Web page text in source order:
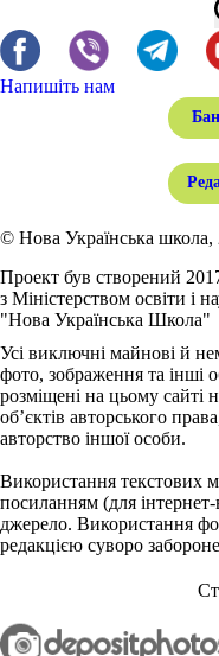
Напишіть нам
© Нова Українська школа,
Проект був створений
з Міністерством освіти і
"Нова Українська Школа"
Усі виключні майнові й
фото, зображення та інші
розміщені на цьому сайті
об’єктів авторського
авторство іншої особи.
Використання текстових
посиланням (для
джерело. Використання
редакцією суворо